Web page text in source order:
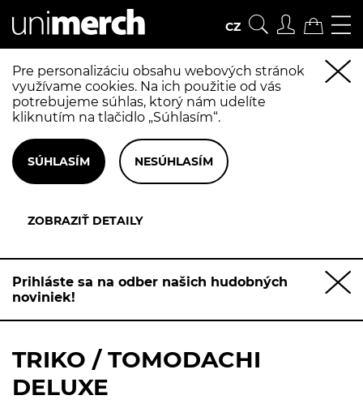
CZ
Pre personalizáciu obsahu webových stránok
využívame cookies. Na ich použitie od vás
potrebujeme súhlas, ktorý nám udelíte
kliknutím na tlačidlo „Súhlasím“.
Prihláste sa na odber našich hudobných
noviniek!
TRIKO / TOMODACHI
DELUXE